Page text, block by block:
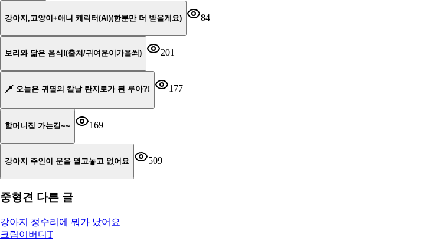
강아지,고양이+애니 캐릭터(AI)(한분만 더 받을게요) 84
보리와 닯은 음식!(출처/귀여운이가을씌) 201
🗡️ 오늘은 귀멸의 칼날 탄지로가 된 루아?! 177
할머니집 가는길~~ 169
강아지 주인이 문을 열고놓고 없어요 509
중형견 다른 글
강아지 정수리에 뭐가 났어요
크림이버디T